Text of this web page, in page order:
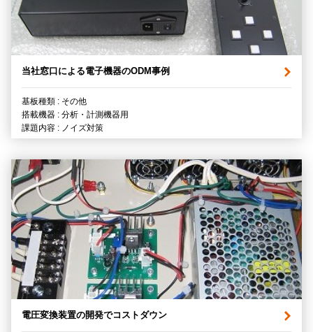
当社窓口による電子機器のODM事例
基板種類 : その他
搭載機器 : 分析・計測機器用
課題内容 : ノイズ対策
電圧変換装置の開発でコストダウン